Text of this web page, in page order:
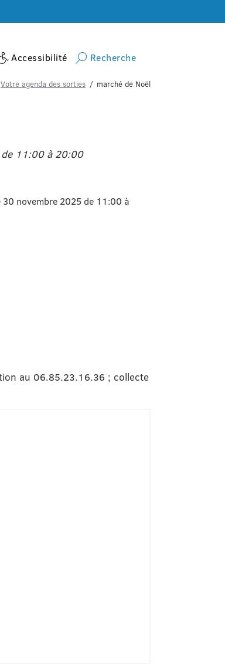
Accessibilité Recherche
Votre agenda des sorties marché de Noël
de 11:00 à 20:00
novembre 2025 de 11:00 à
au 06.85.23.16.36 ; collecte